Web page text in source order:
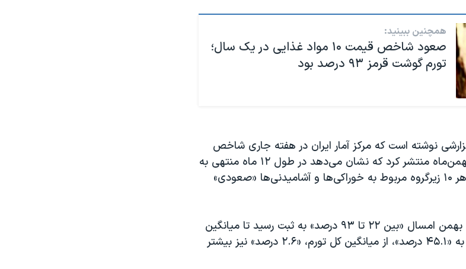
همچنین ببینید:
صعود شاخص قیمت ۱۰ مواد غذایی در یک سال؛
تورم گوشت قرمز ۹۳ درصد بود
نوشته است که مرکز آمار ایران در هفته جاری شاخص
قیمت برای مصرف‌کننده را در بهمن‌ماه منتشر کرد که نشان می‌دهد در طول ۱۲ ماه منتهی به
پایان بهمن سال جاری، قیمت هر ۱۰ زیرگروه مربوط به خوراکی‌ها و آشامیدنی‌ها «صعودی»
بر این اساس، تورم مواد غذایی بهمن‌ امسال «بین ۲۲ تا ۹۳ درصد» به ثبت رسید تا میانگین
تورم سالانه این گروه با رسیدن به «۴۵.۱ درصد»، از میانگین کل تورم، «۲.۶ درصد» نیز بیشتر